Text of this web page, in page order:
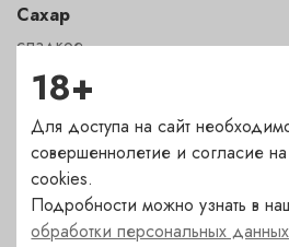
Сахар
сладкое
Страна
Румыния
Сорт
фетяска белая,фетяска регала
18+
Для доступа на сайт
совершеннолетие и согласие
cookies.
Подробности можно узнать в
обработки персональных данных